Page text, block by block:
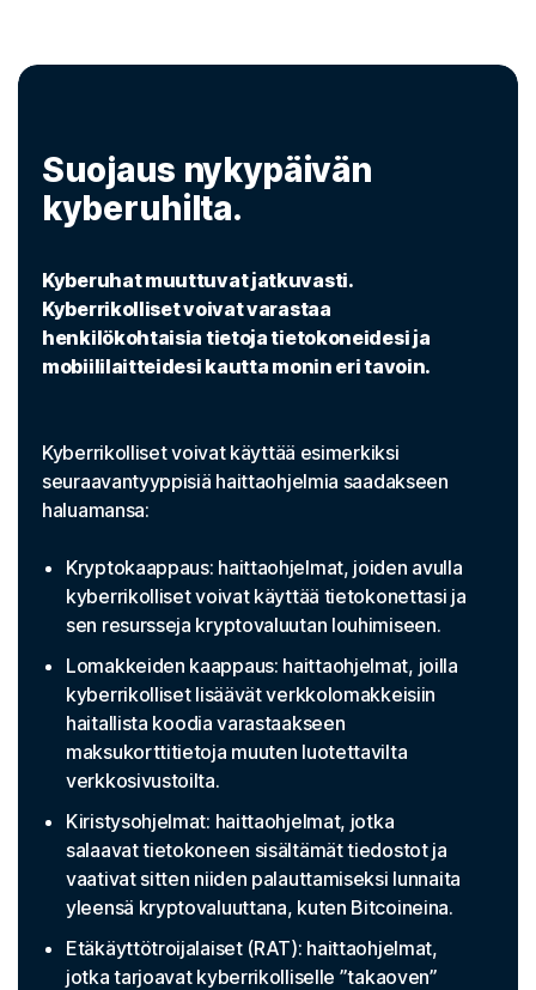
Suojaus nykypäivän
kyberuhilta.
Kyberuhat muuttuvat jatkuvasti.
Kyberrikolliset voivat varastaa
henkilökohtaisia tietoja tietokoneidesi ja
mobiililaitteidesi kautta monin eri tavoin.
Kyberrikolliset voivat käyttää esimerkiksi
seuraavantyyppisiä haittaohjelmia saadakseen
haluamansa:
Kryptokaappaus: haittaohjelmat, joiden avulla
kyberrikolliset voivat käyttää tietokonettasi ja
sen resursseja kryptovaluutan louhimiseen.
Lomakkeiden kaappaus: haittaohjelmat, joilla
kyberrikolliset lisäävät verkkolomakkeisiin
haitallista koodia varastaakseen
maksukorttitietoja muuten luotettavilta
verkkosivustoilta.
Kiristysohjelmat: haittaohjelmat, jotka
salaavat tietokoneen sisältämät tiedostot ja
vaativat sitten niiden palauttamiseksi lunnaita
yleensä kryptovaluuttana, kuten Bitcoineina.
Etäkäyttötroijalaiset (RAT): haittaohjelmat,
jotka tarjoavat kyberrikolliselle ”takaoven”